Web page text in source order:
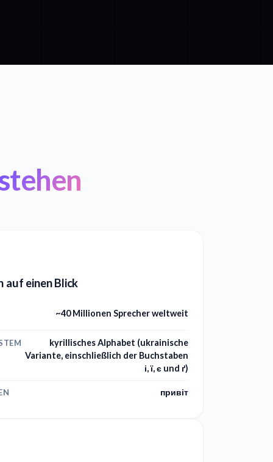
auf einen Blick
~40 Millionen Sprecher weltweit
kyrillisches Alphabet (ukrainische
Variante, einschließlich der Buchstaben
і, ї, є und ґ)
привіт